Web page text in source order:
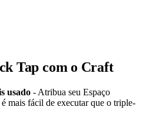
Tap com o Craft
usado - Atribua seu Espaço
mais fácil de executar que o triple-